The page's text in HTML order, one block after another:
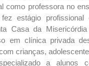
como professora no
estágio profissional
Casa da
em clínica privada
crianças,
a alunos